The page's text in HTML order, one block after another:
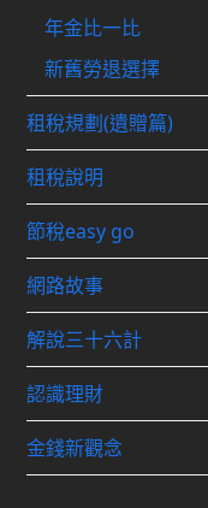
年金比一比
新舊勞退選擇
租稅規劃(遺贈篇)
租稅說明
節稅easy go
網路故事
解說三十六計
認識理財
金錢新觀念